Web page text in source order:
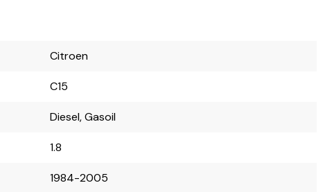
Citroen
C15
Diesel, Gasoil
1.8
1984-2005